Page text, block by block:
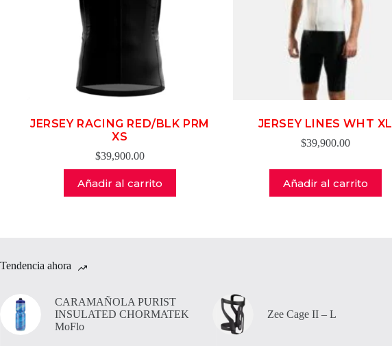
JERSEY RACING RED/BLK PRM
XS
$39,900.00
Añadir al carrito
JERSEY LINES WHT XL
$39,900.00
Añadir al carrito
Tendencia ahora
CARAMAÑOLA PURIST
INSULATED CHORMATEK
MoFlo
Zee Cage II – L